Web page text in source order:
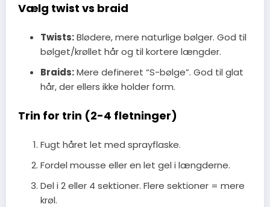
Vælg twist vs braid
Twists:Blødere, mere naturlige bølger. God til
bølget/krøllet hår og til kortere længder.
Braids:Mere defineret “S-bølge”. God til glat
hår, der ellers ikke holder form.
Trin for trin (2-4 fletninger)
Fugt håret let med sprayflaske.
Fordel mousse eller en let gel i længderne.
Del i 2 eller 4 sektioner. Flere sektioner = mere
krøl.